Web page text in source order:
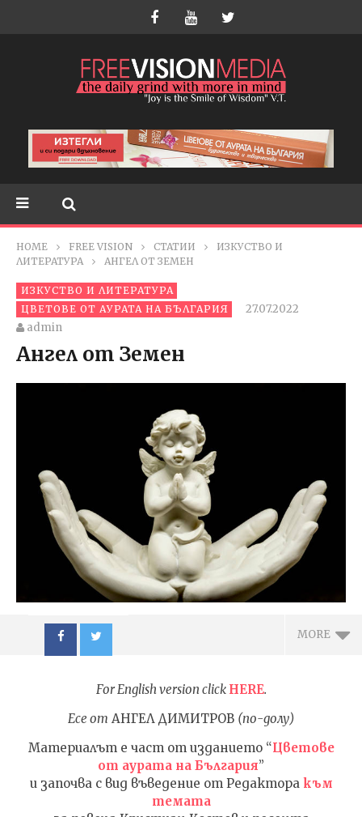
HOME FREE VISION СТАТИИ
ИЗКУСТВО И
ЛИТЕРАТУРА
АНГЕЛ ОТ ЗЕМЕН
ИЗКУСТВО И ЛИТЕРАТУРА
ЦВЕТОВЕ ОТ АУРАТА НА БЪЛГАРИЯ
27.07.2022
admin
Ангел от Земен
MORE
NOW VIEWING
Ангел от Земен
For English version click HERE.
Есе от АНГЕЛ ДИМИТРОВ (по-долу)
Материалът е част от изданието “Цветове
от аурата на България”
и започва с вид въведение от Редактора към
темата